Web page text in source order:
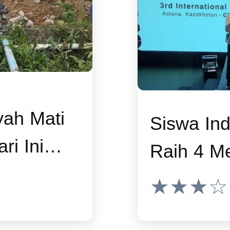
Mati
Ini
Siswa
Raih 4